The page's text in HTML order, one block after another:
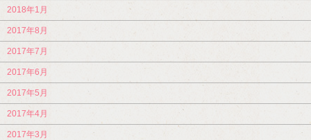
2018年1月
2017年8月
2017年7月
2017年6月
2017年5月
2017年4月
2017年3月